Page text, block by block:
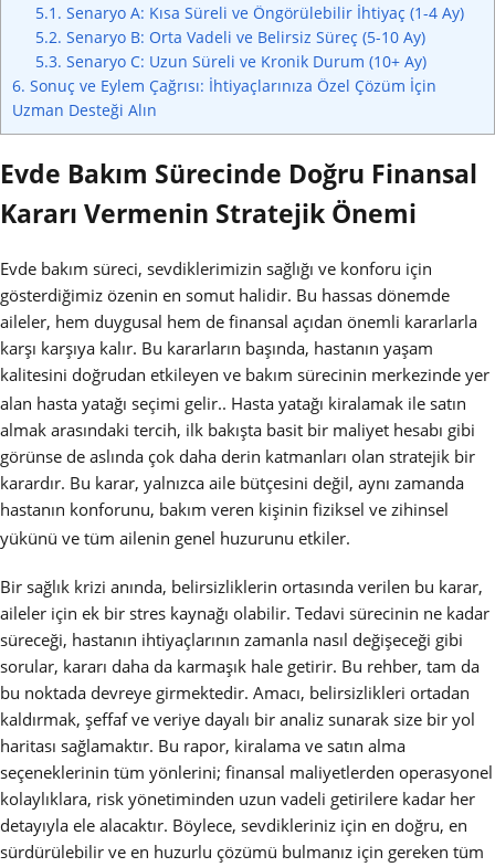
5.1. Senaryo A: Kısa Süreli ve Öngörülebilir İhtiyaç (1-4 Ay)
5.2. Senaryo B: Orta Vadeli ve Belirsiz Süreç (5-10 Ay)
5.3. Senaryo C: Uzun Süreli ve Kronik Durum (10+ Ay)
6. Sonuç ve Eylem Çağrısı: İhtiyaçlarınıza Özel Çözüm İçin
Uzman Desteği Alın
Evde Bakım Sürecinde Doğru Finansal
Kararı Vermenin Stratejik Önemi
Evde bakım süreci, sevdiklerimizin sağlığı ve konforu için
gösterdiğimiz özenin en somut halidir. Bu hassas dönemde
aileler, hem duygusal hem de finansal açıdan önemli kararlarla
karşı karşıya kalır. Bu kararların başında, hastanın yaşam
kalitesini doğrudan etkileyen ve bakım sürecinin merkezinde yer
alan hasta yatağı seçimi gelir.. Hasta yatağı kiralamak ile satın
almak arasındaki tercih, ilk bakışta basit bir maliyet hesabı gibi
görünse de aslında çok daha derin katmanları olan stratejik bir
karardır. Bu karar, yalnızca aile bütçesini değil, aynı zamanda
hastanın konforunu, bakım veren kişinin fiziksel ve zihinsel
yükünü ve tüm ailenin genel huzurunu etkiler.
Bir sağlık krizi anında, belirsizliklerin ortasında verilen bu karar,
aileler için ek bir stres kaynağı olabilir. Tedavi sürecinin ne kadar
süreceği, hastanın ihtiyaçlarının zamanla nasıl değişeceği gibi
sorular, kararı daha da karmaşık hale getirir. Bu rehber, tam da
bu noktada devreye girmektedir. Amacı, belirsizlikleri ortadan
kaldırmak, şeffaf ve veriye dayalı bir analiz sunarak size bir yol
haritası sağlamaktır. Bu rapor, kiralama ve satın alma
seçeneklerinin tüm yönlerini; finansal maliyetlerden operasyonel
kolaylıklara, risk yönetiminden uzun vadeli getirilere kadar her
detayıyla ele alacaktır. Böylece, sevdikleriniz için en doğru, en
sürdürülebilir ve en huzurlu çözümü bulmanız için gereken tüm